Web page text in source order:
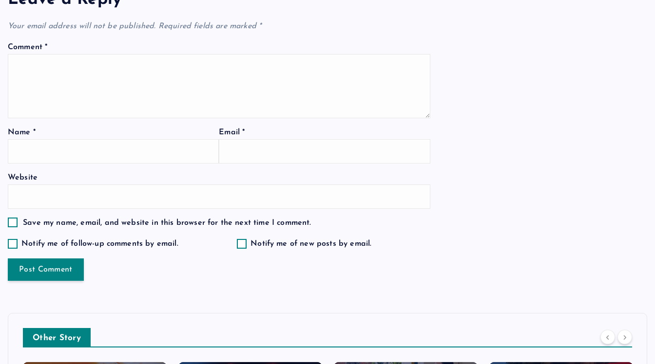
a
v
i
n
Your email address will not be published. Required fields are marked *
Comment*
Name * Email*
Website
Save my name, email, and website in this browser for the next time I comment.
Notify me of follow-up comments by email. Notify me of new posts by email.
Other Story